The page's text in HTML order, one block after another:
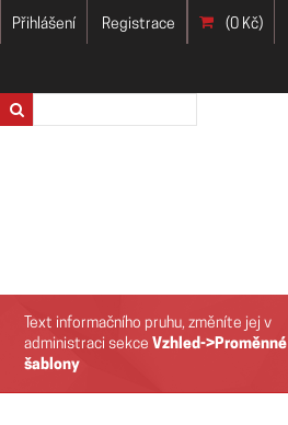
Přihlášení Registrace (0 Kč)
Text informačního pruhu, změníte jej v
administraci sekceVzhled->Proměnné
šablony